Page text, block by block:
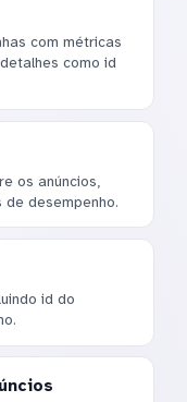
com métricas
como id
os anúncios,
desempenho.
id do